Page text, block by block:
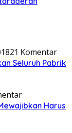
21 Komentar
Seluruh Pabrik
Harus